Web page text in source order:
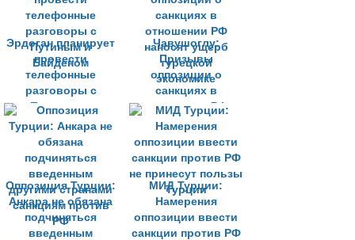
Эрдоган планирует
провести
телефонные
разговоры с
Путиным и
Байденом
Чавушоглу:
Призывы
оппозиции о
санкциях в
отношении РФ
наносят ущерб
турецкой
экономике
Оппозиция Турции:
Анкара не обязана
подчиняться
введенным
МИД Турции:
Намерения
оппозиции ввести
санкции против РФ